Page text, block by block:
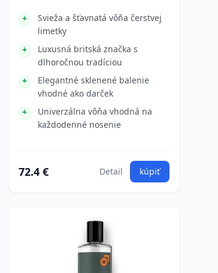
Svieža a šťavnatá vôňa čerstvej
limetky
Luxusná britská značka s
dlhoročnou tradíciou
Elegantné sklenené balenie
vhodné ako darček
Univerzálna vôňa vhodná na
každodenné nosenie
72.4 € Detail kúpiť